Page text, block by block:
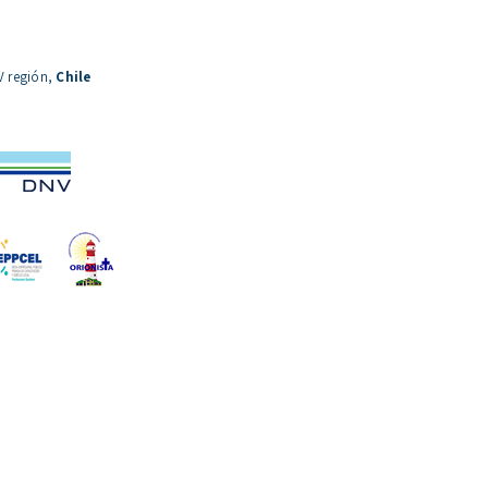
Comercial en Chile:
aplicaciones y por
exigir certificación
región, Chile